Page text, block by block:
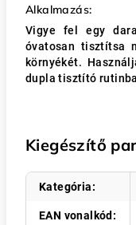
Alkalmazás:
Vigye fel egy
óvatosan tisztítsa
környékét.
dupla tisztító
Kiegészítő
Kategória:
EAN vonalkód :